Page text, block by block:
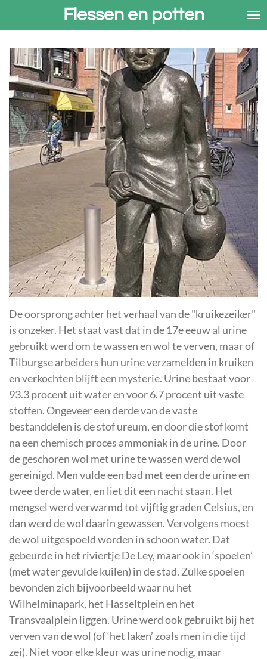
de
hoofdinhoud
Flessen en potten
De oorsprong achter het verhaal van de "kruikezeiker"
is onzeker. Het staat vast dat in de 17e eeuw al urine
gebruikt werd om te wassen en wol te verven, maar of
Tilburgse arbeiders hun urine verzamelden in kruiken
en verkochten blijft een mysterie. Urine bestaat voor
93.3 procent uit water en voor 6.7 procent uit vaste
stoffen. Ongeveer een derde van de vaste
bestanddelen is de stof ureum, en door die stof komt
na een chemisch proces ammoniak in de urine. Door
de geschoren wol met urine te wassen werd de wol
gereinigd. Men vulde een bad met een derde urine en
twee derde water, en liet dit een nacht staan. Het
mengsel werd verwarmd tot vijftig graden Celsius, en
dan werd de wol daarin gewassen. Vervolgens moest
de wol uitgespoeld worden in schoon water. Dat
gebeurde in het riviertje De Ley, maar ook in ‘spoelen’
(met water gevulde kuilen) in de stad. Zulke spoelen
bevonden zich bijvoorbeeld waar nu het
Wilhelminapark, het Hasseltplein en het
Transvaalplein liggen. Urine werd ook gebruikt bij het
verven van de wol (of ‘het laken’ zoals men in die tijd
zei). Niet voor elke kleur was urine nodig, maar